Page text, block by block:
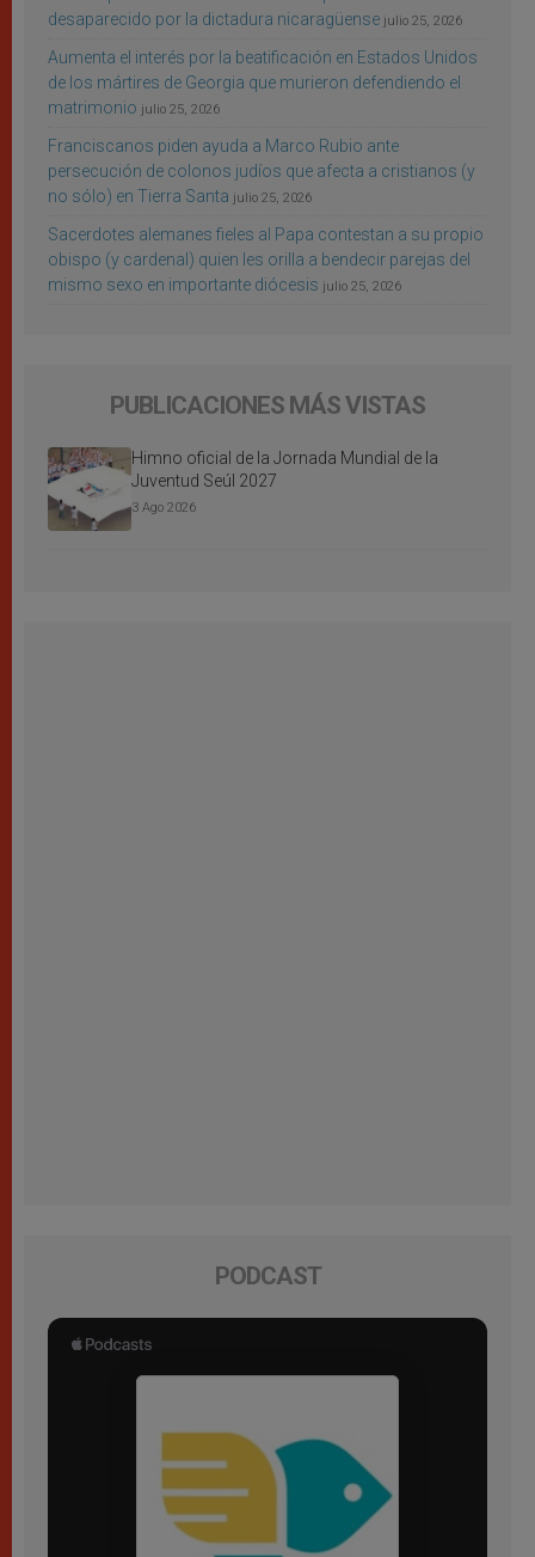
desaparecido por la dictadura nicaragüense julio 25, 2026
Aumenta el interés por la beatificación en Estados Unidos
de los mártires de Georgia que murieron defendiendo el
matrimonio julio 25, 2026
Franciscanos piden ayuda a Marco Rubio ante
persecución de colonos judíos que afecta a cristianos (y
no sólo) en Tierra Santa julio 25, 2026
Sacerdotes alemanes fieles al Papa contestan a su propio
obispo (y cardenal) quien les orilla a bendecir parejas del
mismo sexo en importante diócesis julio 25, 2026
PUBLICACIONES MÁS VISTAS
Himno oficial de la Jornada Mundial de la
Juventud Seúl 2027
3 Ago 2026
PODCAST